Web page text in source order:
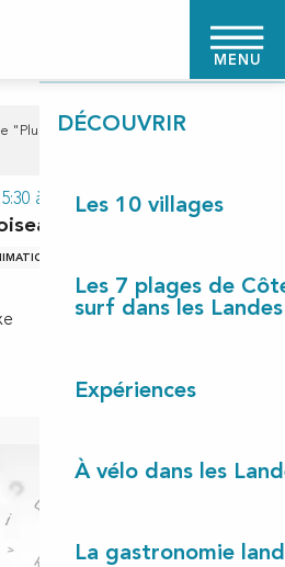
MENU
PAGE D'ACCUEIL
DÉCOUVRIR
Les 10 villages
Les 7 plages de
surf dans les Landes
Expériences
À vélo dans les
La gastronomie
"Plume l'oiseau chanteur"
à 16:30
chanteur"
LOCALE